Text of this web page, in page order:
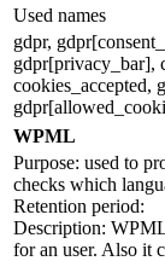
Used names
gdpr,
gdpr[privacy_bar],
cookies_accepted,
WPML
Purpose: used to
checks which
Retention period:
Description:
for an user. Also it